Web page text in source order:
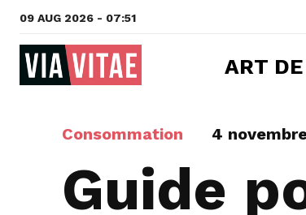
09 AUG 2026 - 07:51
ART
Consommation 4
Guide